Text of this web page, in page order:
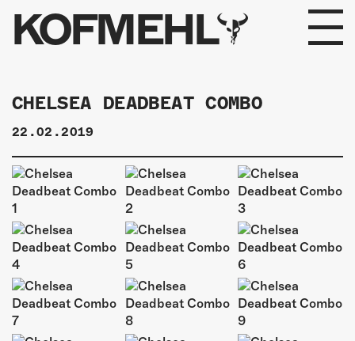
KOFMEHL
PROGRAMM
FABRIKGEFLÜSTER
GALERIE
FOTOGALERIE
PHOTOMAT
INFOS
KONTAKT
CHELSEA DEADBEAT COMBO
22.02.2019